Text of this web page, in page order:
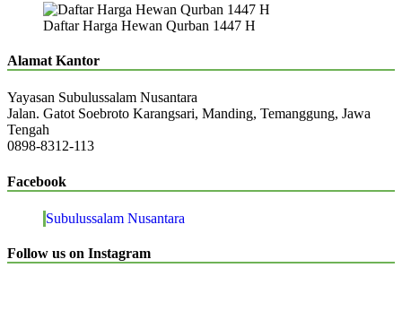
Daftar Harga Hewan Qurban 1447 H
Alamat Kantor
Yayasan Subulussalam Nusantara
Jalan. Gatot Soebroto Karangsari, Manding, Temanggung, Jawa
Tengah
0898-8312-113
Facebook
Subulussalam Nusantara
Follow us on Instagram